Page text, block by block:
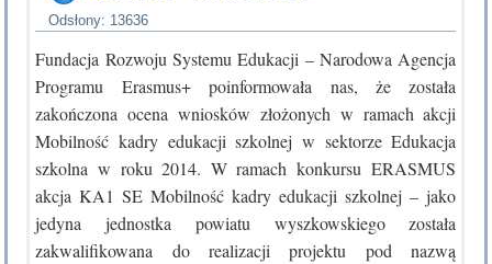
Odsłony: 13636
Fundacja Rozwoju Systemu Edukacji – Narodowa Agencja
Programu Erasmus+ poinformowała nas, że została
zakończona ocena wniosków złożonych w ramach akcji
Mobilność kadry edukacji szkolnej w sektorze Edukacja
szkolna w roku 2014. W ramach konkursu ERASMUS
akcja KA1 SE Mobilność kadry edukacji szkolnej – jako
jedyna jednostka powiatu wyszkowskiego została
zakwalifikowana do realizacji projektu pod nazwą